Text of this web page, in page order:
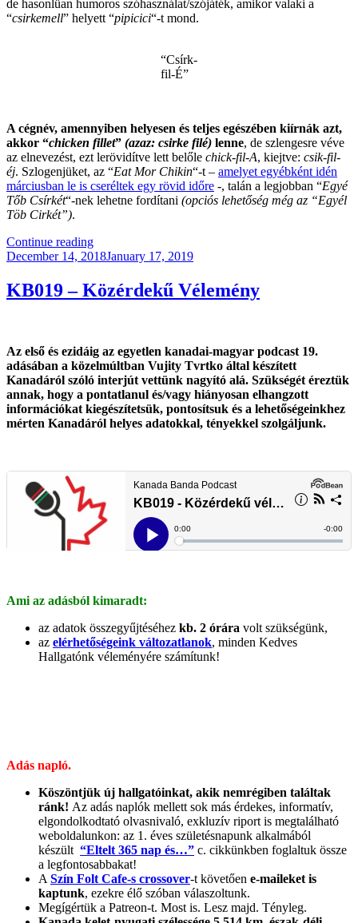
de hasonlüan humoros szóhasználat/szójáték, amikor valaki a
“csirkemell” helyett “pipicici“-t mond.
“Csírk-
fil-É”
A cégnév, amennyiben helyesen és teljes egészében kiírnák azt,
akkor “chicken fillet” (azaz: csirke filé) lenne, de szlengesre véve
az elnevezést, ezt lerövidítve lett belőle chick-fil-A, kiejtve: csik-fil-
éj. Szlogenjüket, az “Eat Mor Chikin“-t – amelyet egyébként idén
márciusban le is cseréltek egy rövid időre -, talán a legjobban “Egyé
Tőb Csírkét“-nek lehetne fordítani (opciós lehetőség még az “Egyél
Töb Cirkét”).
Continue reading“Egyé
Tőb
Posted
December 14, 2018January 17, 2019
KB019 – Közérdekű Vélemény
Az első és ezidáig az egyetlen kanadai-magyar podcast 19.
adásában a közelmúltban Vujity Tvrtko által készített
Kanadáról szóló interjút vettünk nagyító alá. Szükségét éreztük
annak, hogy a pontatlanul és/vagy hiányosan elhangzott
információkat kiegészítetsük, pontosítsuk és a lehetőségeinkhez
mérten Kanadáról helyes adatokkal, tényekkel szolgáljunk.
Ami az adásból kimaradt:
az adatok összegyűjtéséhez kb. 2 órára volt szükségünk,
az elérhetőségeink változatlanok, minden Kedves
Hallgatónk véleményére számítunk!
Adás napló.
Köszöntjük új hallgatóinkat, akik nemrégiben találtak
ránk! Az adás naplók mellett sok más érdekes, informatív,
elgondolkodtató olvasnivaló, exkluzív riport is megtalálható
weboldalunkon: az 1. éves születésnapunk alkalmából
készült “Eltelt 365 nap és…” c. cikkünkben foglaltuk össze
a legfontosabbakat!
A Szín Folt Cafe-s crossover-t követően e-maileket is
kaptunk, ezekre élő szóban válaszoltunk.
Megígértük a Patreon-t. Most is. Lesz majd. Tényleg.